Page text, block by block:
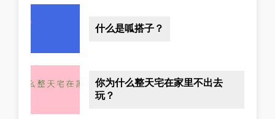
什么是呱搭子？
你为什么整天宅在家里不出去
玩？